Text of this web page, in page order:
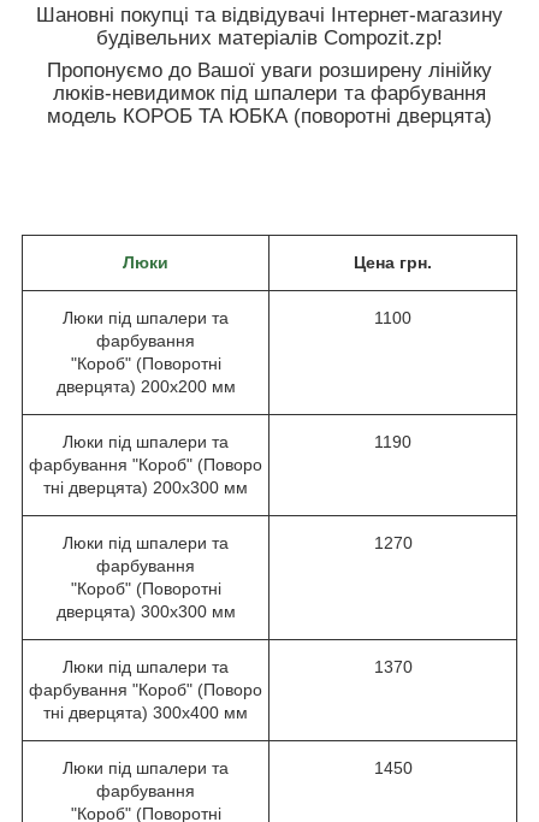
Шановні покупці та відвідувачі Інтернет-магазину
будівельних матеріалів Compozit.zp!
Пропонуємо до Вашої уваги розширену лінійку
люків-невидимок під шпалери та фарбування
модель КОРОБ ТА ЮБКА (поворотні дверцята)
Люки Цена грн.
Люки під шпалери та
фарбування
"Короб" (Поворотні
дверцята) 200х200 мм
1100
Люки під шпалери та
фарбування "Короб" (Поворо
тні дверцята) 200х300 мм
1190
Люки під шпалери та
фарбування
"Короб" (Поворотні
дверцята) 300х300 мм
1270
Люки під шпалери та
фарбування "Короб" (Поворо
тні дверцята) 300х400 мм
1370
Люки під шпалери та
фарбування
"Короб" (Поворотні
1450